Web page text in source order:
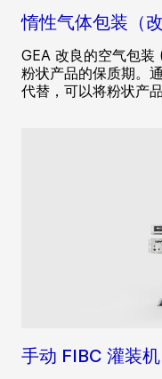
惰性气体包装（
GEA 改良的空气包装
粉状产品的保质期。
代替，可以将粉状产
手动 FIBC 灌装机